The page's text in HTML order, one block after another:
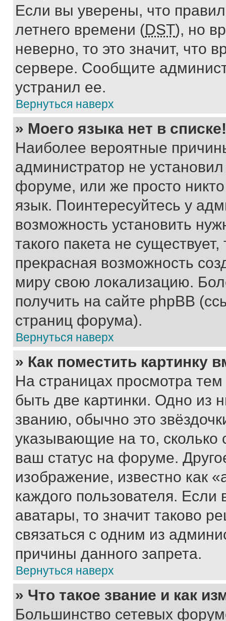
Если вы уверены, что
летнего времени (DST), но
неверно, то это значит, что
сервере. Сообщите
устранил ее.
Вернуться наверх
» Моего языка нет в списке!
Наиболее вероятные
администратор не
форуме, или же просто
язык. Поинтересуйтесь у
возможность установить
такого пакета не
прекрасная возможность
миру свою локализацию.
получить на сайте phpBB
страниц форума).
Вернуться наверх
» Как поместить картинку
На страницах просмотра
быть две картинки. Одно из
званию, обычно это
указывающие на то,
ваш статус на форуме.
изображение, известно как
каждого пользователя.
аватары, то значит таково
связаться с одним из
причины данного запрета.
Вернуться наверх
» Что такое звание и как
Большинство сетевых